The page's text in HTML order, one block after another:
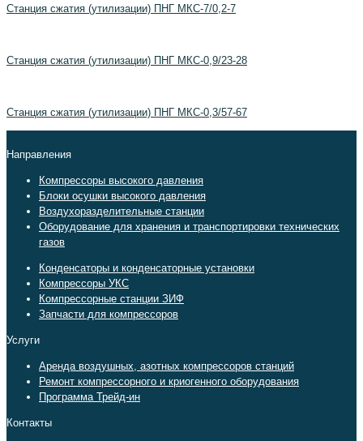
Станция сжатия (утилизации) ПНГ МКС-7/0,2-7
Станция сжатия (утилизации) ПНГ МКС-0,9/23-28
Станция сжатия (утилизации) ПНГ МКС-0,3/57-67
Направления
Компрессоры высокого давления
Блоки осушки высокого давления
Воздухоразделительные станции
Оборудование для хранения и транспортировки технических
газов
Конденсаторы и конденсаторные установки
Компрессоры УКС
Компрессорные станции ЗИФ
Запчасти для компрессоров
Услуги
Аренда воздушных, азотных компрессоров станций
Ремонт компрессорного и криогенного оборудования
Программа Трейд-ин
Контакты